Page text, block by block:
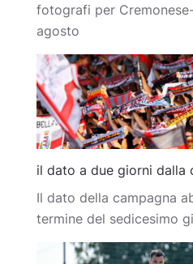
fotografi per
agosto
il dato a due giorni dalla
Il dato della campagna
termine del sedicesimo